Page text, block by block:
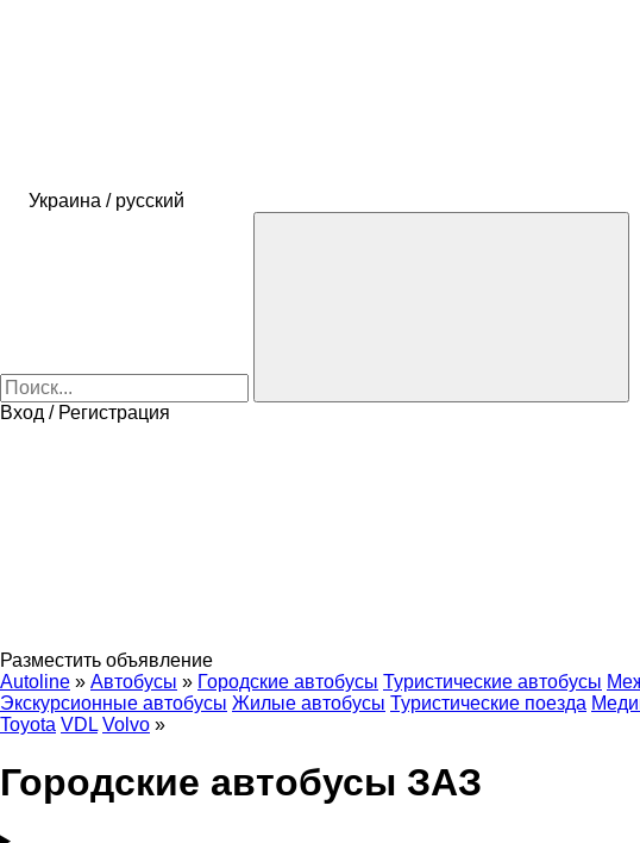
Украина / русский
Вход / Регистрация
Разместить объявление
Autoline » Автобусы » Городские автобусы Туристические автобусы
Экскурсионные автобусы Жилые автобусы Туристические поезда
Toyota VDL Volvo »
Городские автобусы ЗАЗ